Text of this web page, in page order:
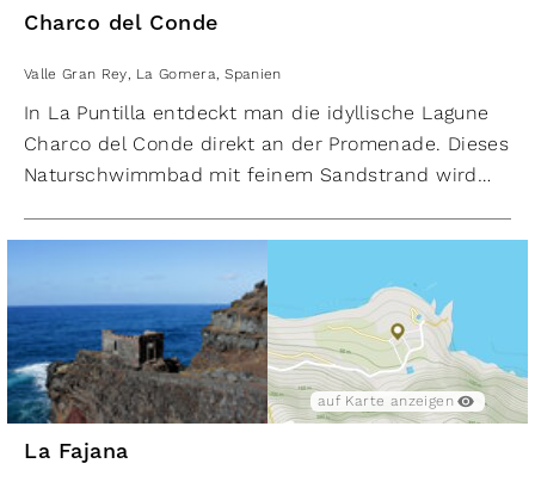
Igualero zu fahren und von dort aus entlang der
Ein unvergessliches Naturerlebnis erwartet einen.
Charco del Conde
Valle Gran Rey, La Gomera, Spanien
In La Puntilla entdeckt man die idyllische Lagune
Charco del Conde direkt an der Promenade. Dieses
Naturschwimmbad mit feinem Sandstrand wird
natürliche Gegebenheit führte zur Entstehung
eines einzigartigen Ökosystems, das Charco del
Conde zu einem wissenschaftlich interessanten
Ort machte, welcher nun unter besonderem
Schutz steht. Der Bereich ist durch eine
Natursteinmole geschützt, deswegen ist Charco del
Conde für Familien mit Kindern geeignet.
auf Karte anzeigen
La Fajana